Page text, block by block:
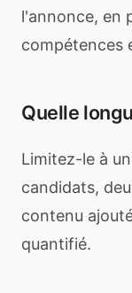
l'annonce, en
compétences
Quelle
Limitez-le à
candidats,
contenu
quantifié.